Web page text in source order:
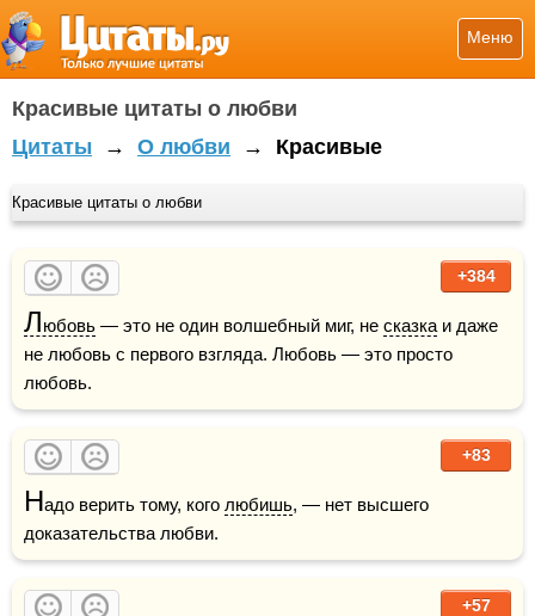
Меню
Красивые цитаты о любви
Цитаты → О любви → Красивые
Красивые цитаты о любви
+384
Любовь — это не один волшебный миг, не сказка и даже
не любовь с первого взгляда. Любовь — это просто
любовь.
+83
Надо верить тому, кого любишь, — нет высшего
доказательства любви.
+57